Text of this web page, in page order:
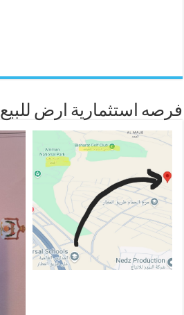
فرصه استثمارية ارض للبيع